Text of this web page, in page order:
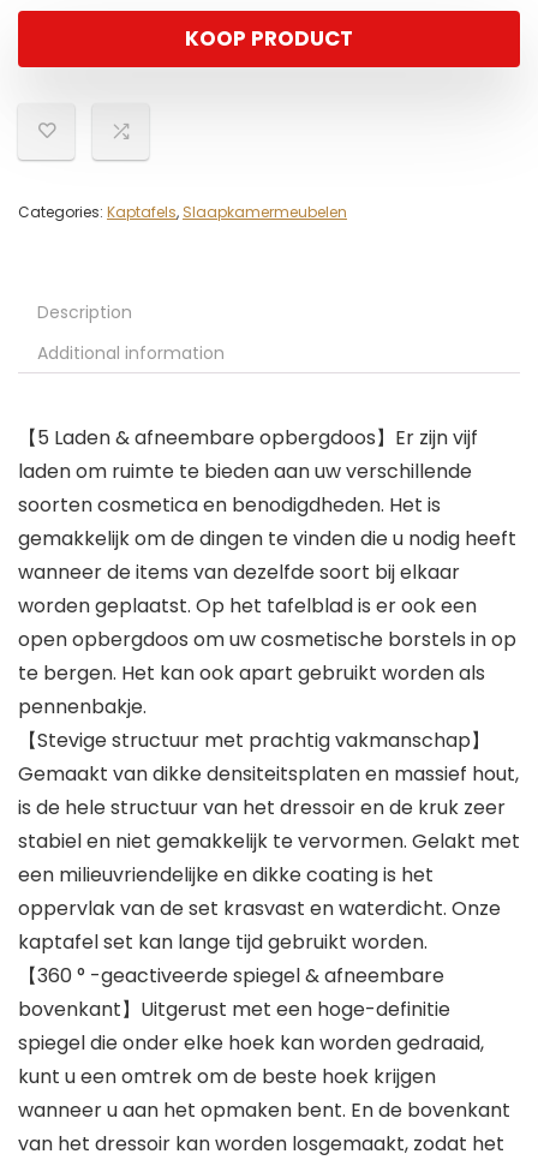
KOOP PRODUCT
Categories: Kaptafels, Slaapkamermeubelen
Description
Additional information
【5 Laden & afneembare opbergdoos】Er zijn vijf
laden om ruimte te bieden aan uw verschillende
soorten cosmetica en benodigdheden. Het is
gemakkelijk om de dingen te vinden die u nodig heeft
wanneer de items van dezelfde soort bij elkaar
worden geplaatst. Op het tafelblad is er ook een
open opbergdoos om uw cosmetische borstels in op
te bergen. Het kan ook apart gebruikt worden als
pennenbakje.
【Stevige structuur met prachtig vakmanschap】
Gemaakt van dikke densiteitsplaten en massief hout,
is de hele structuur van het dressoir en de kruk zeer
stabiel en niet gemakkelijk te vervormen. Gelakt met
een milieuvriendelijke en dikke coating is het
oppervlak van de set krasvast en waterdicht. Onze
kaptafel set kan lange tijd gebruikt worden.
【360 ° -geactiveerde spiegel & afneembare
bovenkant】Uitgerust met een hoge-definitie
spiegel die onder elke hoek kan worden gedraaid,
kunt u een omtrek om de beste hoek krijgen
wanneer u aan het opmaken bent. En de bovenkant
van het dressoir kan worden losgemaakt, zodat het